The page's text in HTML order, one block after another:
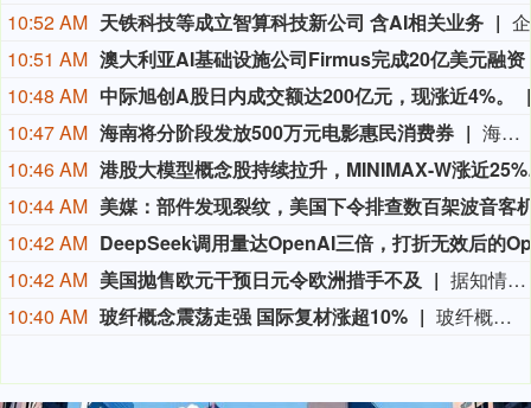
10:52 AM 天铁科技等成立智算科技新公司 含AI相关业务
10:51 AM
10:48 AM 中际旭创A股日内成交额达200亿元，现涨近4%。
10:47 AM 海南将分阶段发放500万元电影惠民消费券
海南“跟着电影去旅游”电影惠民促消费活动在今天正式启动。即日起，海南将分阶段发放500万元电影惠民消费券，覆盖上百家影院，市民和游客均可领取。本次电影消费券分两个阶段推进：第一阶段从8月7日至10月7日，覆盖暑期和国庆黄金周；第二阶段从11月1日至12月31日，覆盖第八届海南岛国际电影节展映活动。
10:46 AM
港股大
10:44 AM
10:42 AM
10:42 AM 美国抛售欧元干预日元令欧洲措手不及
据知情人士称，美国上周出人意料地对欧洲央行进行了历史性的货币干预，以帮助日本，直到抛售欧元买入日元后才通知法兰克福的同行。知情人士透露，一些欧洲央行高级官员认为，美国使用欧元而不是美元，是对西方货币当局之间长期合作惯例的史无前例的违反。此次操作旨在帮助日本支撑日元汇率，此前日元汇率跌至40年来的最低点。上周，东京方面通过抛售美元买入日元进入外汇市场。美国抛售欧元而不是抛售美元来帮助日本，这进一步表明华盛顿不希望看到干预导致美国国债遭到抛售，从而推高美国国债收益率。
10:40 AM 玻纤概念震荡走强 国际复材涨超10% 玻纤概念震荡走强，国际复材涨超10%，中国巨石、宏和科技、山东玻纤、中材科技跟涨。